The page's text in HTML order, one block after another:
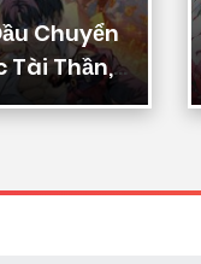
Chuyển
Tài Thần,
Hóa